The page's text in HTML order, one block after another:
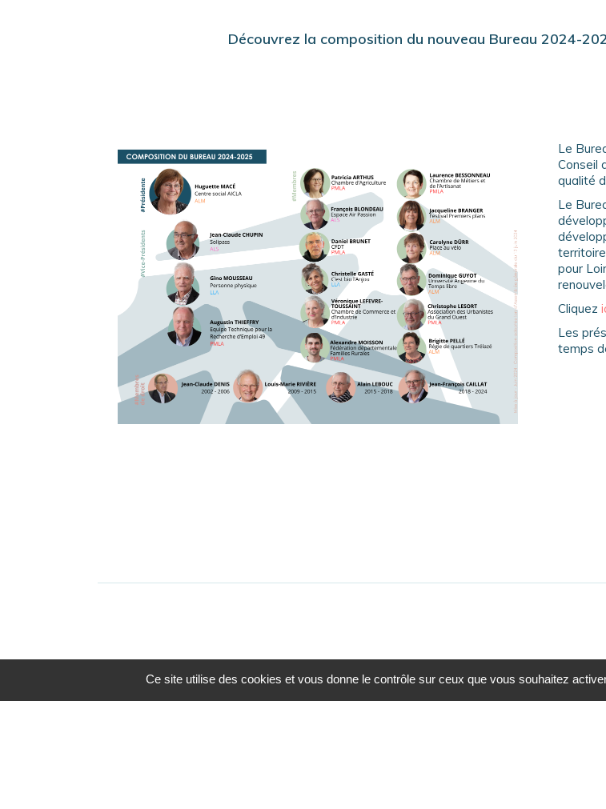
Découvrez la composition du nouveau Bureau 2024-
Le
Conseil
qualité
Le
pour
Cliquez
Les
temps
Ce site utilise des cookies et vous donne le contrôle sur ceux que vous souhaitez